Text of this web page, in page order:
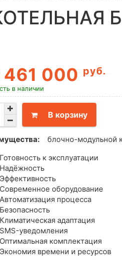
461 000 руб.
в наличии
В корзину
блочно-модульной
Готовность к эксплуатации
Надёжность
Эффективность
Современное оборудование
Автоматизация процесса
Безопасность
Климатическая адаптация
SMS-уведомления
Оптимальная комплектация
Экономия времени и ресурсов